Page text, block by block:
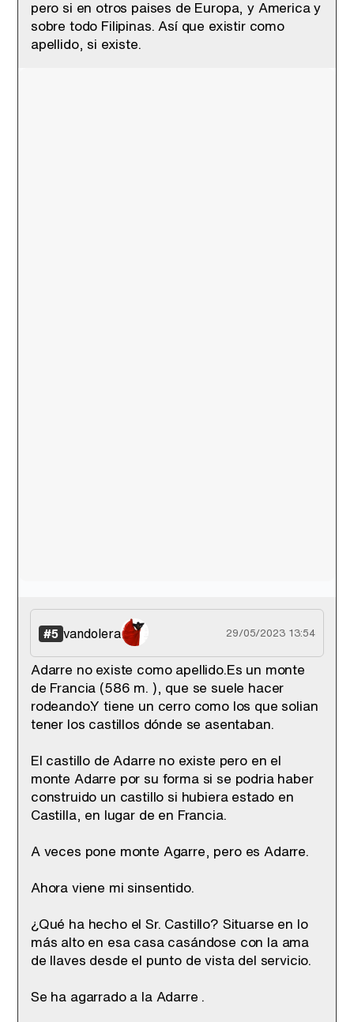
pero si en otros paises de Europa, y America y
sobre todo Filipinas. Así que existir como
apellido, si existe.
#5 vandolera 29/05/2023 13:54
Adarre no existe como apellido.Es un monte
de Francia (586 m. ), que se suele hacer
rodeando.Y tiene un cerro como los que solian
tener los castillos dónde se asentaban.
El castillo de Adarre no existe pero en el
monte Adarre por su forma si se podria haber
construido un castillo si hubiera estado en
Castilla, en lugar de en Francia.
A veces pone monte Agarre, pero es Adarre.
Ahora viene mi sinsentido.
¿Qué ha hecho el Sr. Castillo? Situarse en lo
más alto en esa casa casándose con la ama
de llaves desde el punto de vista del servicio.
Se ha agarrado a la Adarre .